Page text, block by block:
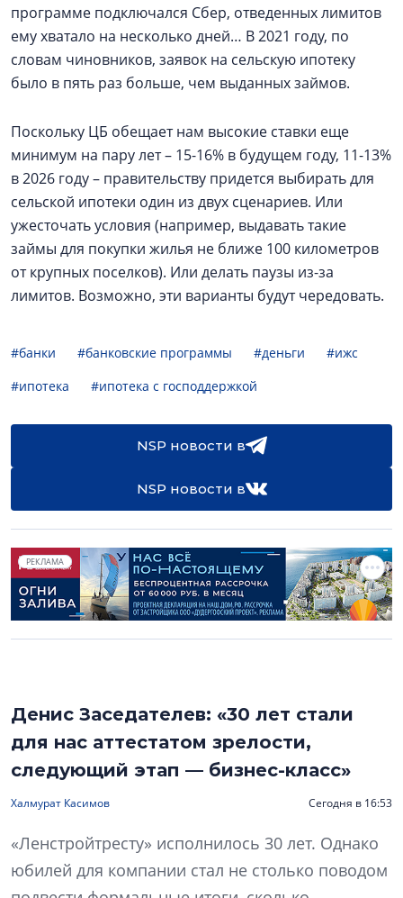
программе подключался Сбер, отведенных лимитов
ему хватало на несколько дней… В 2021 году, по
словам чиновников, заявок на сельскую ипотеку
было в пять раз больше, чем выданных займов.
Поскольку ЦБ обещает нам высокие ставки еще
минимум на пару лет – 15-16% в будущем году, 11-13%
в 2026 году – правительству придется выбирать для
сельской ипотеки один из двух сценариев. Или
ужесточать условия (например, выдавать такие
займы для покупки жилья не ближе 100 километров
от крупных поселков). Или делать паузы из-за
лимитов. Возможно, эти варианты будут чередовать.
#банки #банковские программы #деньги
#ижс
#ипотека
#ипотека с господдержкой
NSP новости в
NSP новости в
РЕКЛАМА
Денис Заседателев: «30 лет стали
для нас аттестатом зрелости,
следующий этап — бизнес-класс»
Халмурат Касимов Сегодня в 16:53
«Ленстройтресту» исполнилось 30 лет. Однако
юбилей для компании стал не столько поводом